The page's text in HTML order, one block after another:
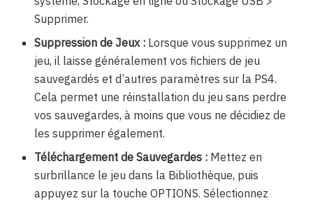
Supprimer.
Suppression de Jeux : Lorsque vous supprimez un
jeu, il laisse généralement vos fichiers de jeu
sauvegardés et d’autres paramètres sur la PS4.
Cela permet une réinstallation du jeu sans perdre
vos sauvegardes, à moins que vous ne décidiez de
les supprimer également.
Téléchargement de Sauvegardes : Mettez en
surbrillance le jeu dans la Bibliothèque, puis
appuyez sur la touche OPTIONS. Sélectionnez